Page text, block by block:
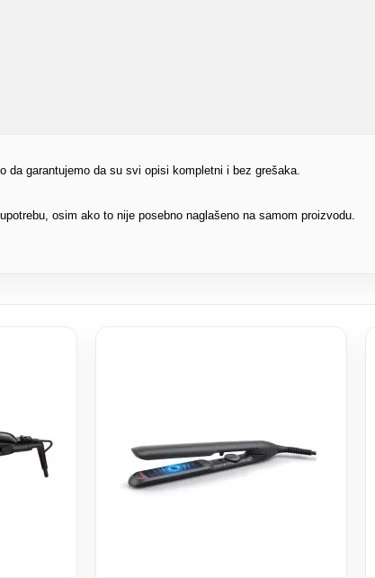
da garantujemo da su svi opisi kompletni i bez grešaka.
osim ako to nije posebno naglašeno na samom proizvodu.